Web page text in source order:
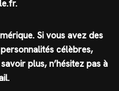
Si vous avez des
célèbres,
plus, n’hésitez pas à